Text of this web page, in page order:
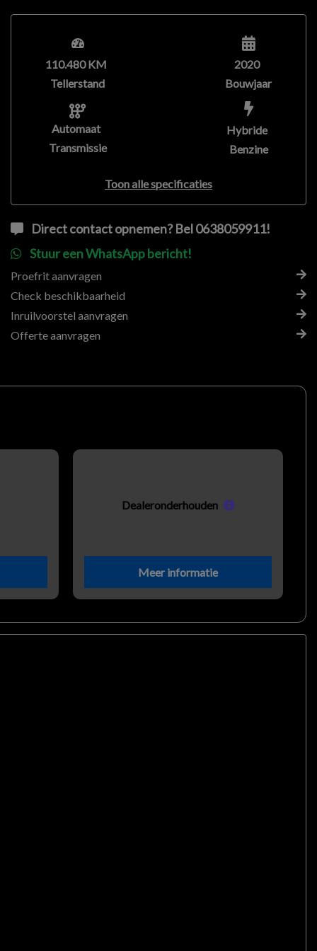
110.480 KM
Tellerstand
Automaat
Transmissie
2020
Bouwjaar
Hybride
Benzine
Toon alle specificaties
Direct contact opnemen? Bel 0638059911!
Stuur een WhatsApp bericht!
Proefrit aanvragen
Check beschikbaarheid
Inruilvoorstel aanvragen
Offerte aanvragen
Dealeronderhouden
Meer informatie